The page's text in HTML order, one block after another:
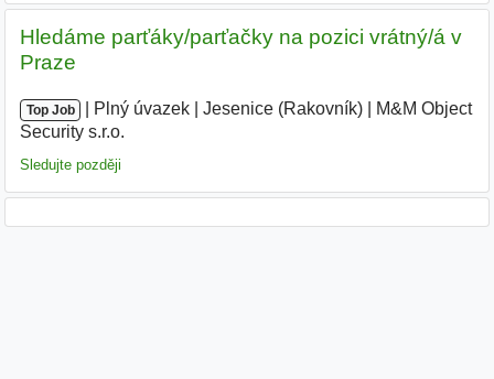
Hledáme parťáky/parťačky na pozici vrátný/á v
Praze
Top Job Plný úvazek Jesenice (Rakovník)
M&M Object
Security s.r.o.
Sledujte později